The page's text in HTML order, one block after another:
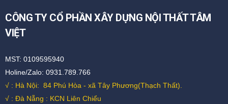
CÔNG TY CỔ PHẦN XÂY DỰNG NỘI THẤT TÂM
VIỆT
MST: 0109595940
Holine/Zalo: 0931.789.766
√ : Hà Nội: 84 Phú Hòa - xã Tây Phương(Thạch Thất).
√ : Đà Nẵng : KCN Liên Chiểu